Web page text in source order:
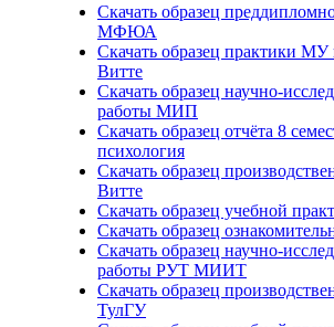
Скачать образец
МФЮА
Скачать образец практики
Витте
Скачать образец научно-
работы МИП
Скачать образец отчёта 8
психология
Скачать образец
Витте
Скачать образец учебной
Скачать образец
Скачать образец научно-
работы РУТ МИИТ
Скачать образец
ТулГУ